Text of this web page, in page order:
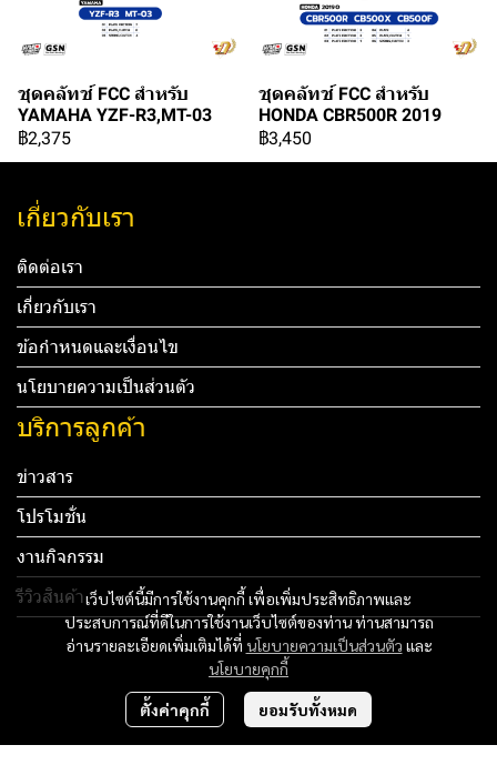
ชุดคลัทช์ FCC สำหรับ
YAMAHA YZF-R3,MT-03
฿2,375
ชุดคลัทช์ FCC สำหรับ
HONDA CBR500R 2019
฿3,450
เว็บไซต์นี้มีการใช้งานคุกกี้ เพื่อเพิ่มประสิทธิภาพและ
ประสบการณ์ที่ดีในการใช้งานเว็บไซต์ของท่าน ท่านสามารถ
อ่านรายละเอียดเพิ่มเติมได้ที่ นโยบายความเป็นส่วนตัว และ
นโยบายคุกกี้
ตั้งค่าคุกกี้ ยอมรับทั้งหมด
เกี่ยวกับเรา
ติดต่อเรา
เกี่ยวกับเรา
ข้อกำหนดและเงื่อนไข
นโยบายความเป็นส่วนตัว
บริการลูกค้า
ข่าวสาร
โปรโมชั่น
งานกิจกรรม
รีวิวสินค้า
Tel: 012 345 67890 Email: mail@yourdomain.com